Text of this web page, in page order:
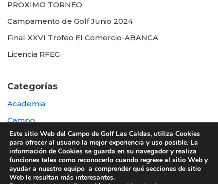
PROXIMO TORNEO
Campamento de Golf Junio 2024
Final XXVI Trofeo El Comercio-ABANCA
Licencia RFEG
Categorías
Academia
Campo
Destacada
Otras
Este sitio Web del Campo de Golf Las Caldas, utiliza Cookies
para ofrecer al usuario la mejor experiencia y uso posible. La
información de Cookies se guarda en su navegador y realiza
funciones tales como reconocerlo cuando regrese al sitio Web y
ayudar a nuestro equipo a comprender qué secciones de sitio
Web le resultan más interesantes.